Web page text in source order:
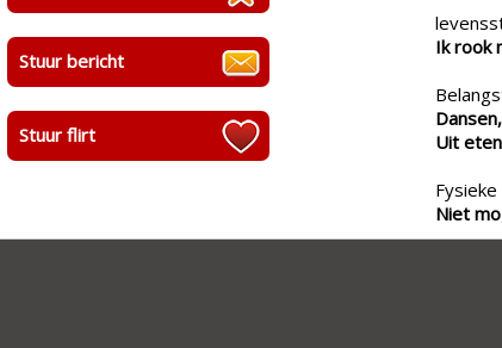
Stuur bericht
Stuur flirt
Ik rook
Uit
Niet